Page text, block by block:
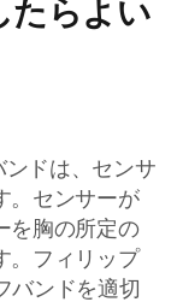
たらよい
ンドは、センサ
。センサーが
を胸の所定の
。フィリップ
バンドを適切